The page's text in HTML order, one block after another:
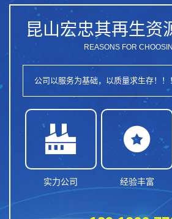
昆山宏忠其再生资
REASONS FOR
公司以服务为基础，以质量求生存！！

实力公司

经验丰富